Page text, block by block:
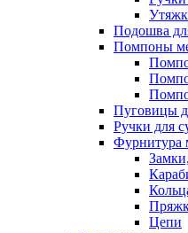
Подошва
Помпоны
Пуговицы
Ручки для
Фурнитура
Цепи